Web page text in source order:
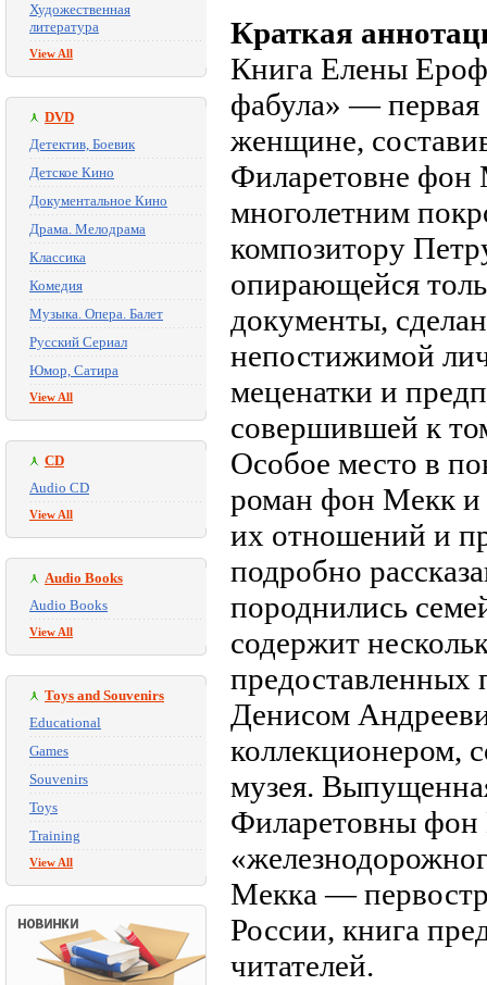
Художественная
литература
View All
DVD
Детектив, Боевик
Детское Кино
Документальное Кино
Драма. Мелодрама
Классика
Комедия
Музыка. Опера. Балет
Русский Сериал
Юмор, Сатира
View All
CD
Audio CD
View All
Audio Books
Audio Books
View All
Toys and Souvenirs
Educational
Games
Souvenirs
Toys
Training
View All
Краткая
Книга Елены
фабула» —
женщине,
Филаретовне фон
многолетним
композитору
опирающейся
документы,
непостижимой
меценатки и
совершившей к
Особое место в
роман фон Мекк и
их отношений и
подробно
породнились
содержит
предоставленных
Денисом
коллекционером,
музея.
Филаретовны фон
Мекка —
России, книга
читателей.